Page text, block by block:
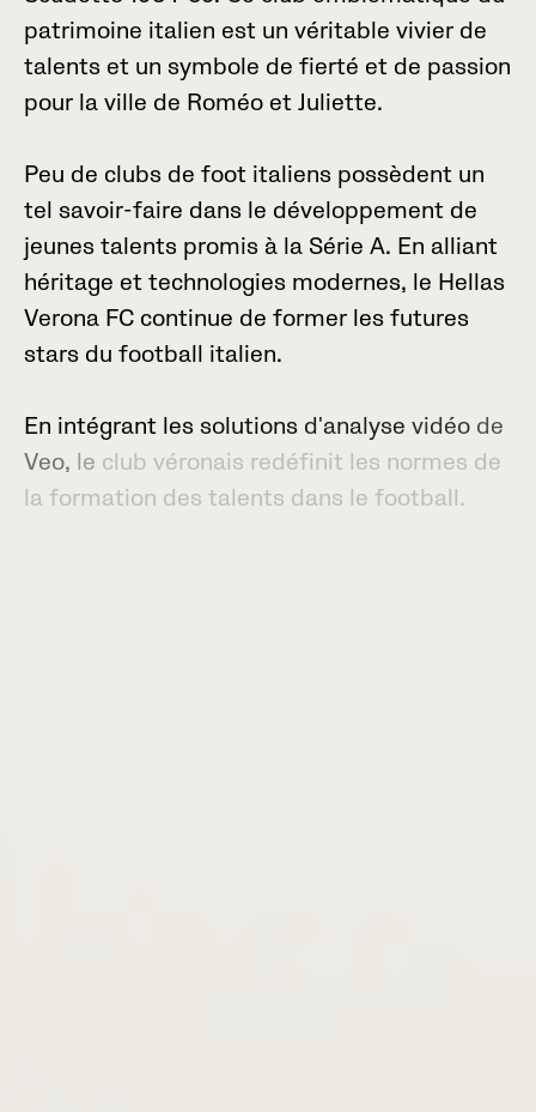
patrimoine italien est un véritable vivier de
talents et un symbole de fierté et de passion
pour la ville de Roméo et Juliette.
Peu de clubs de foot italiens possèdent un
tel savoir-faire dans le développement de
jeunes talents promis à la Série A. En alliant
héritage et technologies modernes, le Hellas
Verona FC continue de former les futures
stars du football italien.
En intégrant les solutions d'analyse vidéo de
Veo, le club véronais redéfinit les normes de
la formation des talents dans le football.